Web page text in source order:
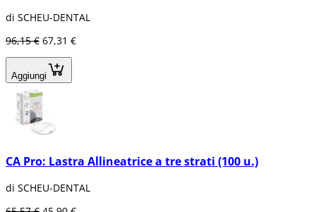
di SCHEU-DENTAL
96,15 € 67,31 €
Aggiungi
CA Pro: Lastra Allineatrice a tre strati (100 u.)
di SCHEU-DENTAL